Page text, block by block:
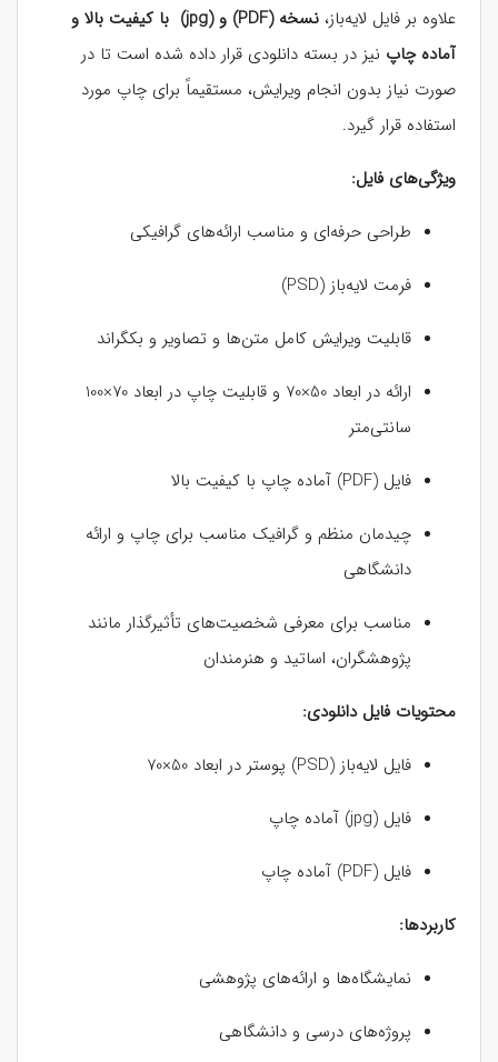
علاوه بر فایل لایه‌باز، نسخه (PDF) و (jpg)
با کیفیت بالا و
آماده چاپ نیز در بسته دانلودی قرار داده شده است تا در
صورت نیاز بدون انجام ویرایش، مستقیماً برای چاپ مورد
استفاده قرار گیرد.
ویژگی‌های فایل:
طراحی حرفه‌ای و مناسب ارائه‌های گرافیکی
فرمت لایه‌باز (PSD)
قابلیت ویرایش کامل متن‌ها و تصاویر و بکگراند
ارائه در ابعاد 50×70 و قابلیت چاپ در ابعاد 70×100
سانتی‌متر
فایل (PDF) آماده چاپ با کیفیت بالا
چیدمان منظم و گرافیک مناسب برای چاپ و ارائه
دانشگاهی
مناسب برای معرفی شخصیت‌های تأثیرگذار مانند
پژوهشگران، اساتید و هنرمندان
محتویات فایل دانلودی:
فایل لایه‌باز (PSD) پوستر در ابعاد 50×70
فایل (jpg) آماده چاپ
فایل (PDF) آماده چاپ
کاربردها:
نمایشگاه‌ها و ارائه‌های پژوهشی
پروژه‌های درسی و دانشگاهی